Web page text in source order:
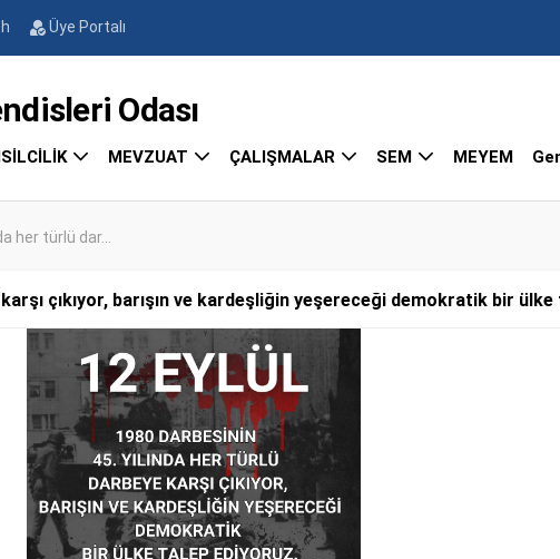
Üye Portalı
Odası
MEVZUAT ÇALIŞMALAR SEM MEYEM
her türlü dar...
çıkıyor, barışın ve kardeşliğin yeşereceği demokratik bir